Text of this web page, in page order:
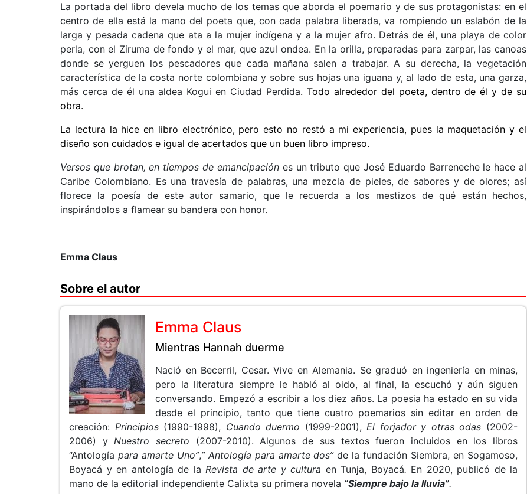
La portada del libro devela mucho de los temas que aborda el poemario y de sus protagonistas: en el
centro de ella está la mano del poeta que, con cada palabra liberada, va rompiendo un eslabón de la
larga y pesada cadena que ata a la mujer indígena y a la mujer afro. Detrás de él, una playa de color
perla, con el Ziruma de fondo y el mar, que azul ondea. En la orilla, preparadas para zarpar, las canoas
donde se yerguen los pescadores que cada mañana salen a trabajar. A su derecha, la vegetación
característica de la costa norte colombiana y sobre sus hojas una iguana y, al lado de esta, una garza,
más cerca de él una aldea Kogui en Ciudad Perdida. Todo alrededor del poeta, dentro de él y de su
obra.
La lectura la hice en libro electrónico, pero esto no restó a mi experiencia, pues la maquetación y el
diseño son cuidados e igual de acertados que un buen libro impreso.
Versos que brotan, en tiempos de emancipación es un tributo que José Eduardo Barreneche le hace al
Caribe Colombiano. Es una travesía de palabras, una mezcla de pieles, de sabores y de olores; así
florece la poesía de este autor samario, que le recuerda a los mestizos de qué están hechos,
inspirándolos a flamear su bandera con honor.
Emma Claus
Sobre el autor
Emma Claus
Mientras Hannah duerme
Nació en Becerril, Cesar. Vive en Alemania. Se graduó en ingeniería en minas,
pero la literatura siempre le habló al oido, al final, la escuchó y aún siguen
conversando. Empezó a escribir a los diez años. La poesia ha estado en su vida
desde el principio, tanto que tiene cuatro poemarios sin editar en orden de
creación: Principios(1990-1998), Cuando duermo (1999-2001),El forjador y otras odas (2002-
2006) yNuestro secreto (2007-2010). Algunos de sus textos fueron incluidos en los libros
“Antología para amarte Uno”,” Antología para amarte dos”de la fundación Siembra, en Sogamoso,
Boyacá y en antología de la Revista de arte y cultura en Tunja, Boyacá. En 2020, publicó de la
mano de la editorial independiente Calixta su primera novela “Siempre bajo la lluvia”.